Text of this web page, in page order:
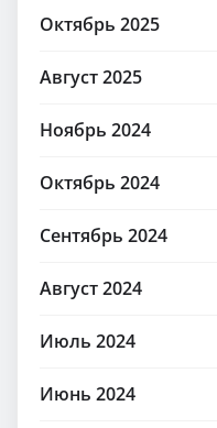
Октябрь 2025
Август 2025
Ноябрь 2024
Октябрь 2024
Сентябрь 2024
Август 2024
Июль 2024
Июнь 2024